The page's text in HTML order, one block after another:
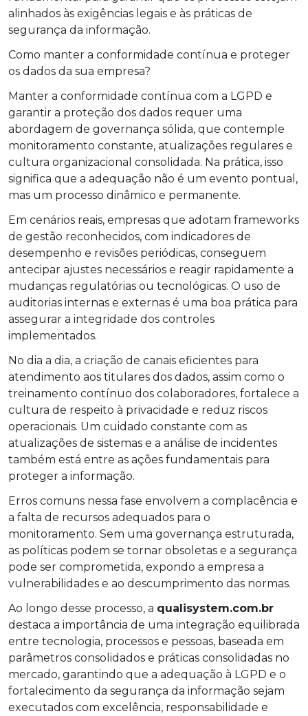
alinhados às exigências legais e às práticas de
segurança da informação.
Como manter a conformidade contínua e proteger
os dados da sua empresa?
Manter a conformidade contínua com a LGPD e
garantir a proteção dos dados requer uma
abordagem de governança sólida, que contemple
monitoramento constante, atualizações regulares e
cultura organizacional consolidada. Na prática, isso
significa que a adequação não é um evento pontual,
mas um processo dinâmico e permanente.
Em cenários reais, empresas que adotam frameworks
de gestão reconhecidos, com indicadores de
desempenho e revisões periódicas, conseguem
antecipar ajustes necessários e reagir rapidamente a
mudanças regulatórias ou tecnológicas. O uso de
auditorias internas e externas é uma boa prática para
assegurar a integridade dos controles
implementados.
No dia a dia, a criação de canais eficientes para
atendimento aos titulares dos dados, assim como o
treinamento contínuo dos colaboradores, fortalece a
cultura de respeito à privacidade e reduz riscos
operacionais. Um cuidado constante com as
atualizações de sistemas e a análise de incidentes
também está entre as ações fundamentais para
proteger a informação.
Erros comuns nessa fase envolvem a complacência e
a falta de recursos adequados para o
monitoramento. Sem uma governança estruturada,
as políticas podem se tornar obsoletas e a segurança
pode ser comprometida, expondo a empresa a
vulnerabilidades e ao descumprimento das normas.
Ao longo desse processo, a qualisystem.com.br
destaca a importância de uma integração equilibrada
entre tecnologia, processos e pessoas, baseada em
parâmetros consolidados e práticas consolidadas no
mercado, garantindo que a adequação à LGPD e o
fortalecimento da segurança da informação sejam
executados com excelência, responsabilidade e